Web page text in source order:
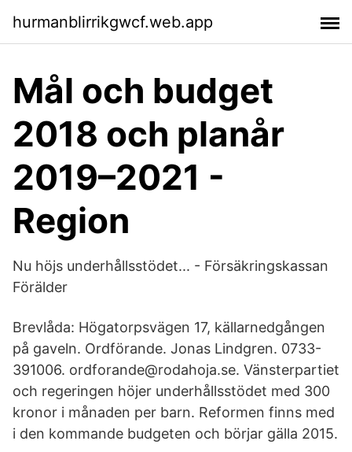
hurmanblirrikgwcf.web.app
Mål och budget
2018 och planår
2019–2021 -
Region
Nu höjs underhållsstödet... - Försäkringskassan
Förälder
Brevlåda: Högatorpsvägen 17, källarnedgången
på gaveln. Ordförande. Jonas Lindgren. 0733-
391006. ordforande@rodahoja.se. Vänsterpartiet
och regeringen höjer underhållsstödet med 300
kronor i månaden per barn. Reformen finns med
i den kommande budgeten och börjar gälla 2015.